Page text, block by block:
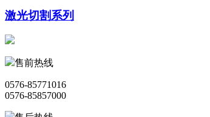
激光切割系列
售前热线
0576-85771016
0576-85857000